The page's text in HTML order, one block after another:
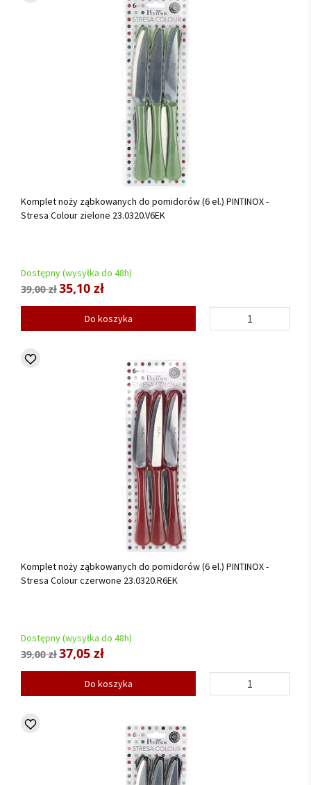
Komplet noży ząbkowanych do pomidorów (6 el.) PINTINOX -
Stresa Colour zielone 23.0320.V6EK
Dostępny (wysyłka do 48h)
39,00 zł35,10 zł
Do koszyka
Komplet noży ząbkowanych do pomidorów (6 el.) PINTINOX -
Stresa Colour czerwone 23.0320.R6EK
Dostępny (wysyłka do 48h)
39,00 zł37,05 zł
Do koszyka